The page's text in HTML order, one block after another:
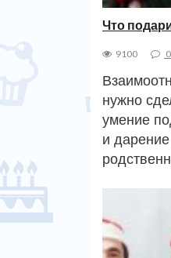
Что
9100 0
нужно
умение
и